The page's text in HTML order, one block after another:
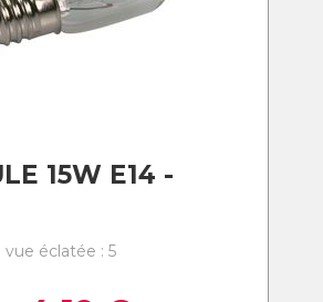
15W E14 -
vue éclatée : 5